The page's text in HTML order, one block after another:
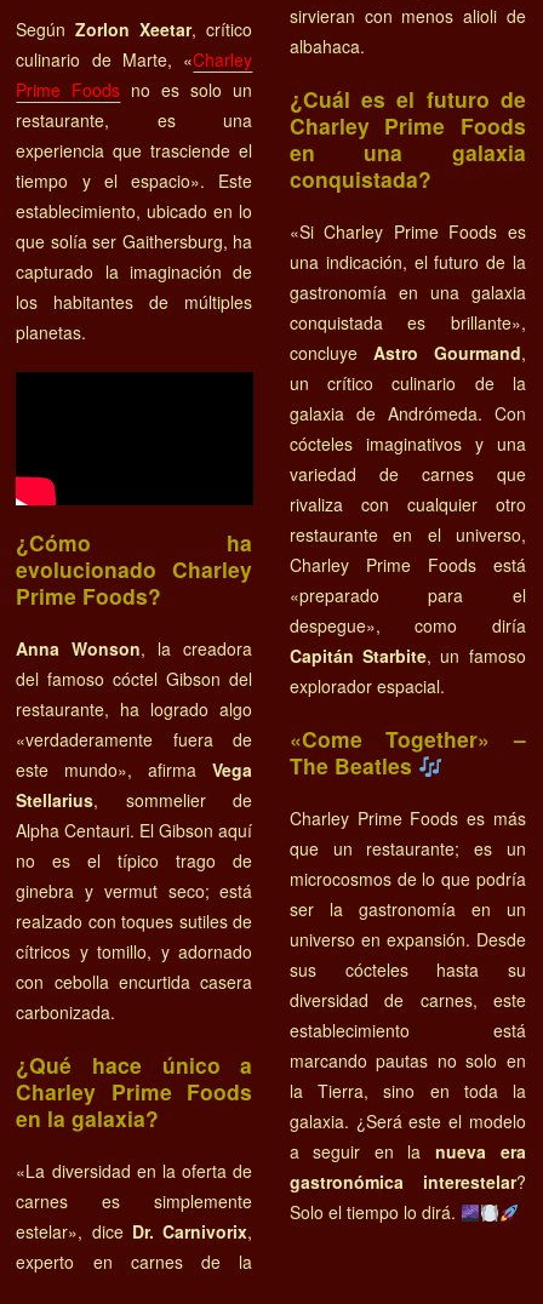
SegúnZorlon Xeetar, crítico
culinario de Marte, «Charley
Prime Foods no es solo un
restaurante, es una
experiencia que trasciende el
tiempo y el espacio». Este
establecimiento, ubicado en lo
que solía ser Gaithersburg, ha
capturado la imaginación de
los habitantes de múltiples
planetas.
¿Cómo ha
evolucionado Charley
Prime Foods?
Anna Wonson, la creadora
del famoso cóctel Gibson del
restaurante, ha logrado algo
«verdaderamente fuera de
este mundo», afirmaVega
Stellarius, sommelier de
Alpha Centauri. El Gibson aquí
no es el típico trago de
ginebra y vermut seco; está
realzado con toques sutiles de
cítricos y tomillo, y adornado
con cebolla encurtida casera
carbonizada.
¿Qué hace único a
Charley Prime Foods
en la galaxia?
«La diversidad en la oferta de
carnes es simplemente
estelar», dice Dr. Carnivorix,
experto en carnes de la
sirvieran con menos alioli de
albahaca.
¿Cuál es el futuro de
Charley Prime Foods
en una galaxia
conquistada?
«Si Charley Prime Foods es
una indicación, el futuro de la
gastronomía en una galaxia
conquistada es brillante»,
concluye Astro Gourmand,
un crítico culinario de la
galaxia de Andrómeda. Con
cócteles imaginativos y una
variedad de carnes que
rivaliza con cualquier otro
restaurante en el universo,
Charley Prime Foods está
«preparado para el
despegue», como diría
Capitán Starbite, un famoso
explorador espacial.
«Come Together» –
The Beatles
Charley Prime Foods es más
que un restaurante; es un
microcosmos de lo que podría
ser la gastronomía en un
universo en expansión. Desde
sus cócteles hasta su
diversidad de carnes, este
establecimiento está
marcando pautas no solo en
la Tierra, sino en toda la
galaxia. ¿Será este el modelo
a seguir en la nueva era
gastronómica interestelar?
Solo el tiempo lo dirá.